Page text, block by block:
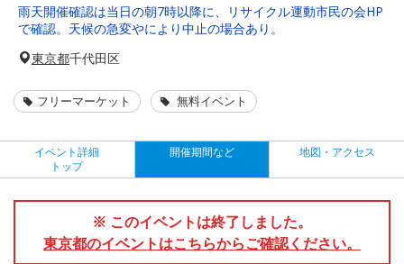
雨天開催確認は当日の朝7時以降に、リサイクル運動市民の会HP
で確認。天候の急変やにより中止の場合あり。
東京都千代田区
フリーマーケット 無料イベント
イベント詳細
トップ
開催期間など 地図・アクセス
※ このイベントは終了しました。
東京都のイベントはこちらからご確認ください。